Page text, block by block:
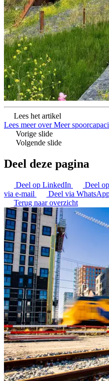
Lees het artikel
Lees meer over Meer
Vorige slide
Volgende slide
Deel deze pagina
Deel op LinkedIn Deel
via e-mail
Deel via
Terug naar overzicht